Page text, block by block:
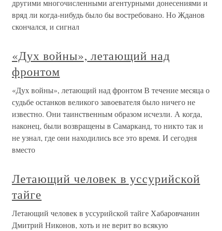
другими многочисленными агентурными донесениями и
вряд ли когда-нибудь было бы востребовано. Но Жданов
скончался, и сигнал
«Дух войны», летающий над
фронтом
«Дух войны», летающий над фронтом В течение месяца о
судьбе останков великого завоевателя было ничего не
известно. Они таинственным образом исчезли. А когда,
наконец, были возвращены в Самарканд, то никто так и
не узнал, где они находились все это время. И сегодня
вместо
Летающий человек в уссурийской
тайге
Летающий человек в уссурийской тайге Хабаровчанин
Дмитрий Никонов, хоть и не верит во всякую